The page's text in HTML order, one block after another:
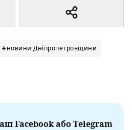
#новини Дніпропетровщини
Facebook або Telegram